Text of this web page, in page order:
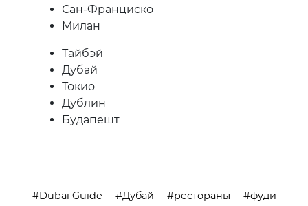
Сан-Франциско
Милан
Тайбэй
Дубай
Токио
Дублин
Будапешт
Dubai Guide Дубай рестораны
фуди